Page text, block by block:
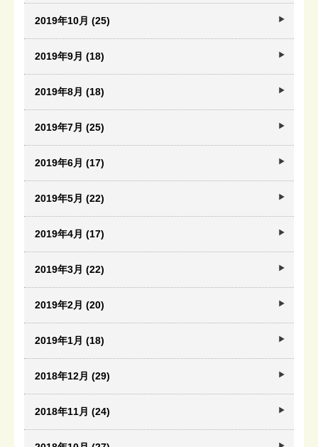
2019年10月 (25)
2019年9月 (18)
2019年8月 (18)
2019年7月 (25)
2019年6月 (17)
2019年5月 (22)
2019年4月 (17)
2019年3月 (22)
2019年2月 (20)
2019年1月 (18)
2018年12月 (29)
2018年11月 (24)